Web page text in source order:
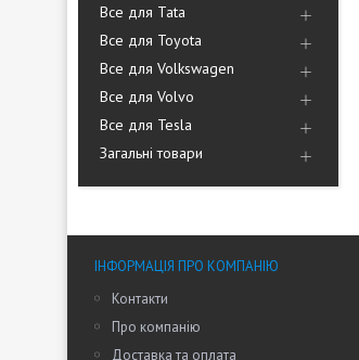
Все для Tata
Все для Toyota
Все для Volkswagen
Все для Volvo
Все для Tesla
Загальні товари
ІНФОРМАЦІЯ ПРО КОМПАНІЮ
Контакти
Про компанію
Доставка та оплата